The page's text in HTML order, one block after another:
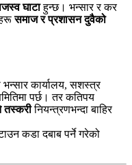
घाटाहुन्छ। भन्सार र कर
समाज र प्रशासन दुवैको
भन्सार कार्यालय, सशस्त्र
पर्छ। तर कतिपय
तस्करीनियन्त्रणभन्दा बाहिर
कडा दबाब पर्ने गरेको